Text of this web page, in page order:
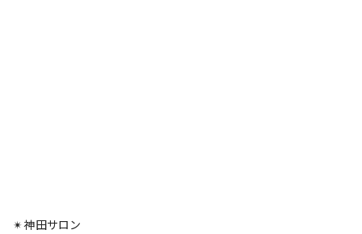
✴︎神田サロン